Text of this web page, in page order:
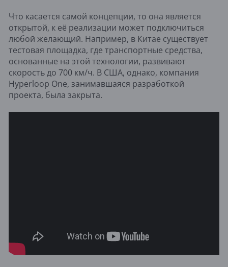
Что касается самой концепции, то она является
открытой, к её реализации может подключиться
любой желающий. Например, в Китае существует
тестовая площадка, где транспортные средства,
основанные на этой технологии, развивают
скорость до 700 км/ч. В США, однако, компания
Hyperloop One, занимавшаяся разработкой
проекта, была закрыта.